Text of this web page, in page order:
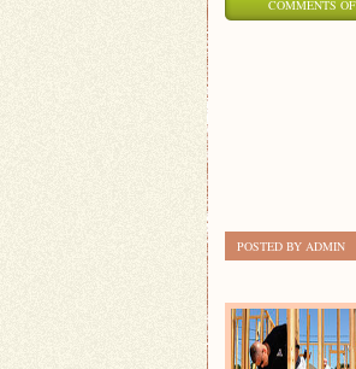
COMMENTS
POSTED BY ADMIN